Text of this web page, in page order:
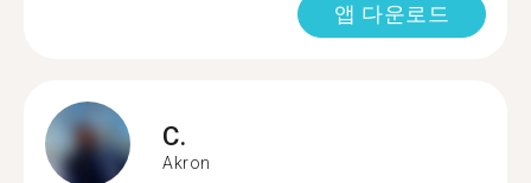
앱 다운로드
C.
Akron